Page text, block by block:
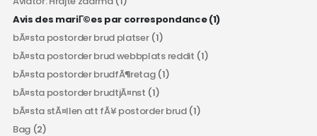
Avis des mariГ©es par correspondance(1)
bÃ¤sta postorder brud platser(1)
bÃ¤sta postorder brud webbplats reddit (1)
bÃ¤sta postorder brudfÃ¶retag(1)
bÃ¤sta postorder brudtjÃ¤nst (1)
bÃ¤sta stÃ¤llen att fÃ¥ postorder brud(1)
Bag(2)